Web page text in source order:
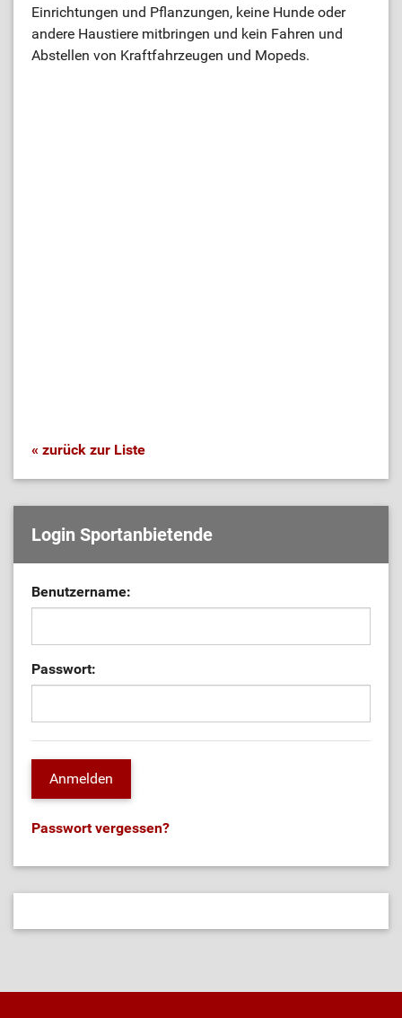
Einrichtungen und Pflanzungen, keine Hunde oder
andere Haustiere mitbringen und kein Fahren und
Abstellen von Kraftfahrzeugen und Mopeds.
« zurück zur Liste
Login Sportanbietende
Benutzername:
Passwort:
Passwort vergessen?